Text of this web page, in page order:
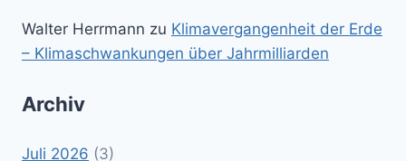
Walter Herrmann zu Klimavergangenheit der Erde
– Klimaschwankungen über Jahrmilliarden
Archiv
Juli 2026 (3)